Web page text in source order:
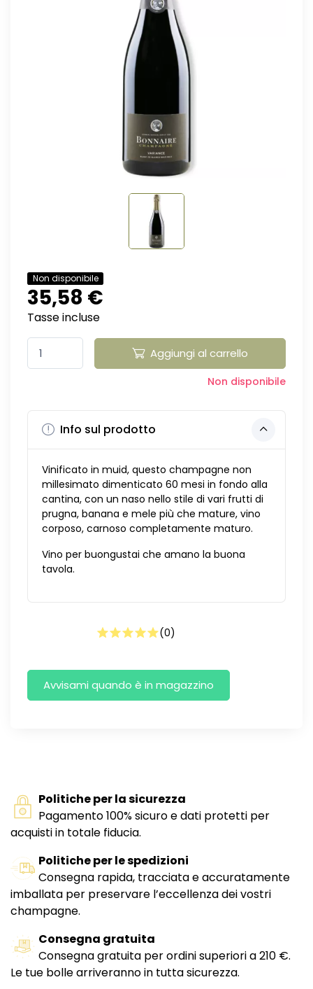
Non disponibile
35,58 €
Tasse incluse
Aggiungi al carrello
Non disponibile
Info sul prodotto
Vinificato in muid, questo champagne non
millesimato dimenticato 60 mesi in fondo alla
cantina, con un naso nello stile di vari frutti di
prugna, banana e mele più che mature, vino
corposo, carnoso completamente maturo.
Vino per buongustai che amano la buona
tavola.
(0)
Politiche per la sicurezza
Pagamento 100% sicuro e dati protetti per
acquisti in totale fiducia.
Politiche per le spedizioni
Consegna rapida, tracciata e accuratamente
imballata per preservare l’eccellenza dei vostri
champagne.
Consegna gratuita
Consegna gratuita per ordini superiori a 210 €.
Le tue bolle arriveranno in tutta sicurezza.